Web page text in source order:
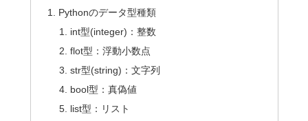
Pythonのデータ型種類
int型(integer)：整数
flot型：浮動小数点
str型(string)：文字列
bool型：真偽値
list型：リスト